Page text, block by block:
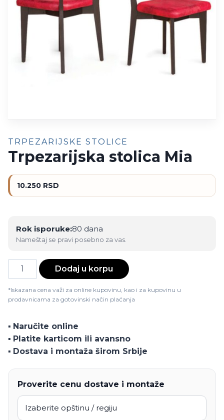
TRPEZARIJSKE STOLICE
Trpezarijska stolica Mia
10.250 RSD
Rok isporuke:80 dana
Nameštaj se pravi posebno za vas.
Trpezarijska
stolica
Mia
količina
Dodaj u korpu
*Iskazana cena važi za online kupovinu, kao i za kupovinu u
prodavnicama za gotovinski način plaćanja
▪️ Naručite online
▪️ Platite karticom ili avansno
▪️ Dostava i montaža širom Srbije
Proverite cenu dostave i montaže